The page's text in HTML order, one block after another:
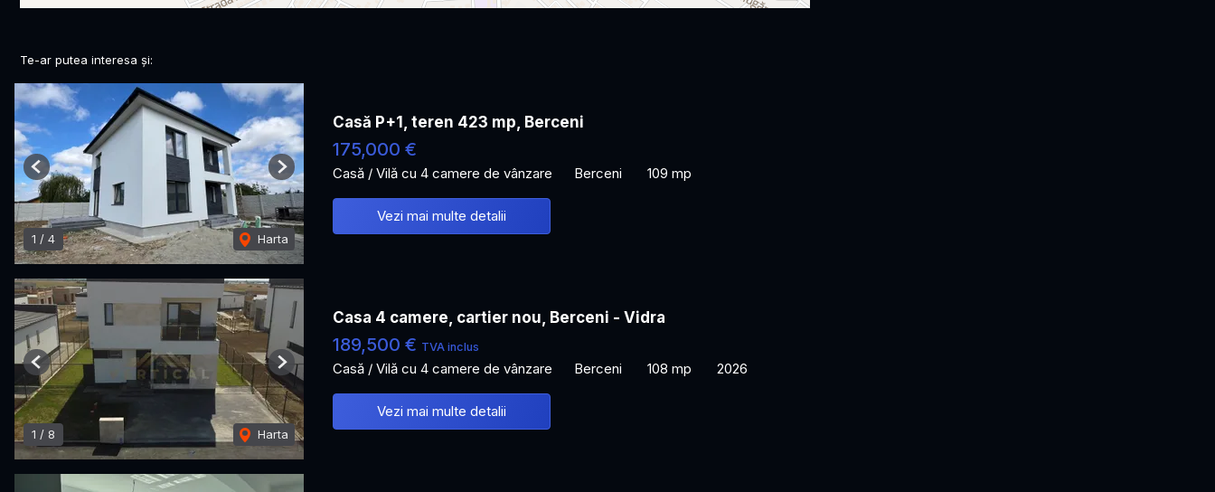
Te-ar putea interesa și:
1 / 4 Harta
Previous Next
Casă P+1, teren 423 mp, Berceni
175,000 €
Casă / Vilă cu 4 camere de vânzare Berceni 109 mp
Vezi mai multe detalii
1 / 8 Harta
Previous Next
Casa 4 camere, cartier nou, Berceni - Vidra
189,500 € TVA inclus
Casă / Vilă cu 4 camere de vânzare Berceni 108 mp 2026
Vezi mai multe detalii